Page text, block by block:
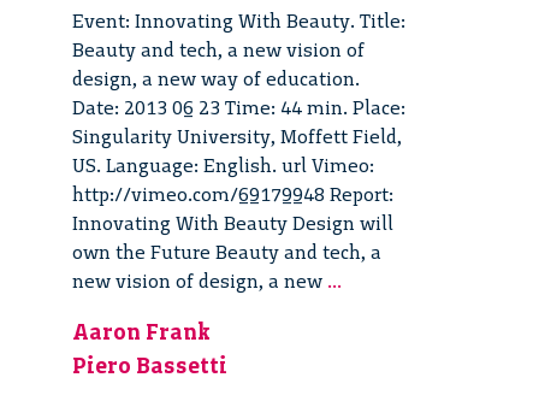
Event: Innovating With Beauty. Title:
Beauty and tech, a new vision of
design, a new way of education.
Date: 2013 06 23 Time: 44 min. Place:
Singularity University, Moffett Field,
US. Language: English. url Vimeo:
http://vimeo.com/69179948 Report:
Innovating With Beauty Design will
own the Future Beauty and tech, a
new vision of design, a new ...
Aaron Frank
Piero Bassetti